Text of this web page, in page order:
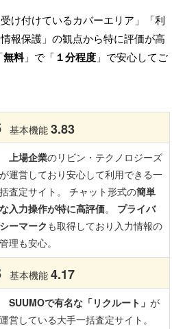
け付けているカバーエリア」「利
報保護」の観点から特に評価が高
無料」で「 １分程度 」で安心してご